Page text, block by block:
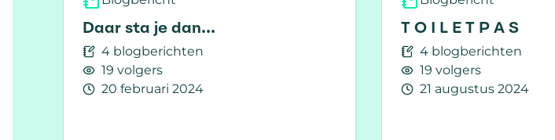
Daar sta je dan...
4 blogberichten
19 volgers
20 februari 2024
T O I L E T P A S
4 blogberichten
19 volgers
21 augustus 2024